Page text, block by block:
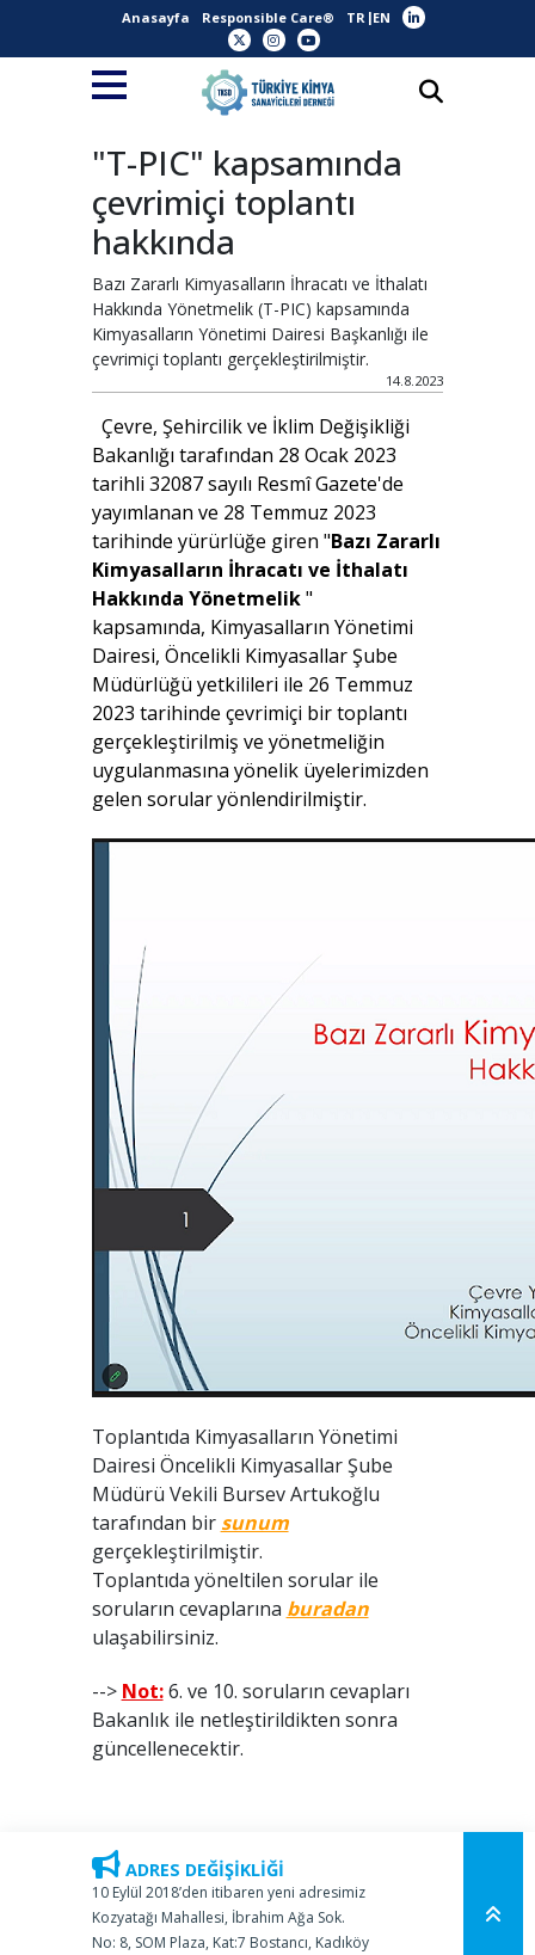
Anasayfa Responsible Care® TR EN
"T-PIC" kapsamında
çevrimiçi toplantı
hakkında
Bazı Zararlı Kimyasalların İhracatı ve İthalatı
Hakkında Yönetmelik (T-PIC) kapsamında
Kimyasalların Yönetimi Dairesi Başkanlığı ile
çevrimiçi toplantı gerçekleştirilmiştir.
14.8.2023
Çevre, Şehircilik ve İklim Değişikliği
Bakanlığı tarafından 28 Ocak 2023
tarihli 32087 sayılı Resmî Gazete'de
yayımlanan ve 28 Temmuz 2023
tarihinde yürürlüğe giren "Bazı Zararlı
Kimyasalların İhracatı ve İthalatı
Hakkında Yönetmelik"
kapsamında, Kimyasalların Yönetimi
Dairesi, Öncelikli Kimyasallar Şube
Müdürlüğü yetkilileri ile 26 Temmuz
2023 tarihinde çevrimiçi bir toplantı
gerçekleştirilmiş ve yönetmeliğin
uygulanmasına yönelik üyelerimizden
gelen sorular yönlendirilmiştir.
Toplantıda Kimyasalların Yönetimi
Dairesi Öncelikli Kimyasallar Şube
Müdürü Vekili Bursev Artukoğlu
tarafından bir sunum
gerçekleştirilmiştir.
Toplantıda yöneltilen sorular ile
soruların cevaplarına buradan
ulaşabilirsiniz.
--> Not:6. ve 10. soruların cevapları
Bakanlık ile netleştirildikten sonra
güncellenecektir.
ADRES DEĞİŞİKLİĞİ
10 Eylül 2018’den itibaren yeni adresimiz
Kozyatağı Mahallesi, İbrahim Ağa Sok.
No: 8, SOM Plaza, Kat:7 Bostancı, Kadıköy